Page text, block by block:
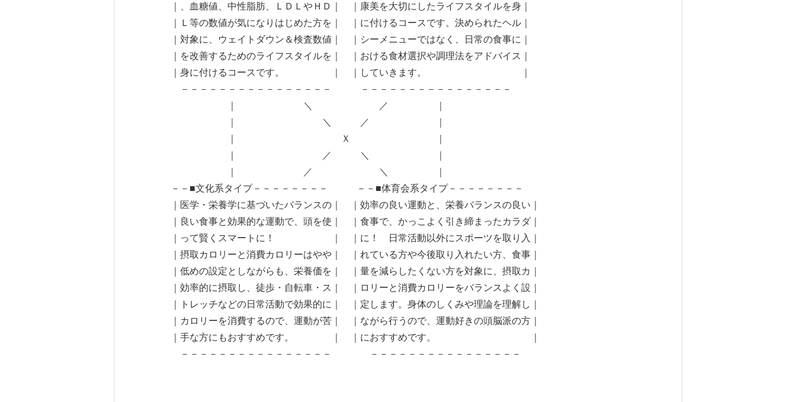
｜、血糖値、中性脂肪、ＬＤＬやＨＤ｜ ｜康美を大切にしたライフスタイルを身｜
｜Ｌ等の数値が気になりはじめた方を｜ ｜に付けるコースです。決められたヘル｜
｜対象に、ウェイトダウン＆検査数値｜ ｜シーメニューではなく、日常の食事に｜
｜を改善するためのライフスタイルを｜ ｜おける食材選択や調理法をアドバイス｜
｜身に付けるコースです。 ｜ ｜していきます。 ｜
－－－－－－－－－－－－－－－－ －－－－－－－－－－－－－－－－
｜ ＼ ／ ｜
｜ ＼ ／ ｜
｜ Ｘ ｜
｜ ／ ＼ ｜
｜ ／ ＼ ｜
－－■文化系タイプ－－－－－－－－ －－■体育会系タイプ－－－－－－－－
｜医学・栄養学に基づいたバランスの｜ ｜効率の良い運動と、栄養バランスの良い｜
｜良い食事と効果的な運動で、頭を使｜ ｜食事で、かっこよく引き締まったカラダ｜
｜って賢くスマートに！ ｜ ｜に！ 日常活動以外にスポーツを取り入｜
｜摂取カロリーと消費カロリーはやや｜ ｜れている方や今後取り入れたい方、食事｜
｜低めの設定としながらも、栄養価を｜ ｜量を減らしたくない方を対象に、摂取カ｜
｜効率的に摂取し、徒歩・自転車・ス｜ ｜ロリーと消費カロリーをバランスよく設｜
｜トレッチなどの日常活動で効果的に｜ ｜定します。身体のしくみや理論を理解し｜
｜カロリーを消費するので、運動が苦｜ ｜ながら行うので、運動好きの頭脳派の方｜
｜手な方にもおすすめです。 ｜ ｜におすすめです。 ｜
－－－－－－－－－－－－－－－－ －－－－－－－－－－－－－－－－